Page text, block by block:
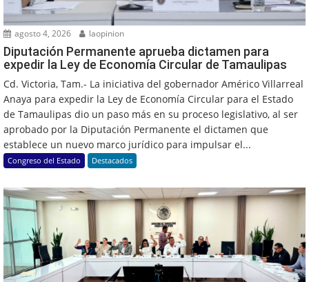
agosto 4, 2026 laopinion
Diputación Permanente aprueba dictamen para
expedir la Ley de Economía Circular de Tamaulipas
Cd. Victoria, Tam.- La iniciativa del gobernador Américo Villarreal
Anaya para expedir la Ley de Economía Circular para el Estado
de Tamaulipas dio un paso más en su proceso legislativo, al ser
aprobado por la Diputación Permanente el dictamen que
establece un nuevo marco jurídico para impulsar el...
Congreso del Estado Destacados